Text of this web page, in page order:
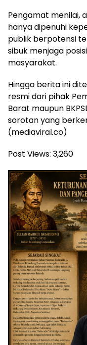
Pengamat menilai,
hanya dipenuhi
publik berpotensi
sibuk menjaga
masyarakat.
Hingga berita ini
resmi dari pihak
Barat maupun
sorotan yang
(mediaviral.co)
Post Views: 3,260